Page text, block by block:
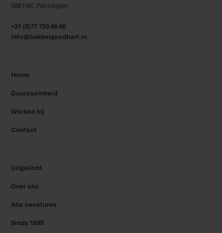
5981NC Panningen
+31 (0)77 720 00 00
info@bakkergoedhart.nl
Home
Duurzaamheid
Werken bij
Contact
Uitgelicht
Over ons
Alle vacatures
Sinds 1895